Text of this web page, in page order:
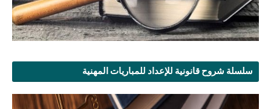
سلسلة شروح قانونية للإعداد للمباريات المهنية